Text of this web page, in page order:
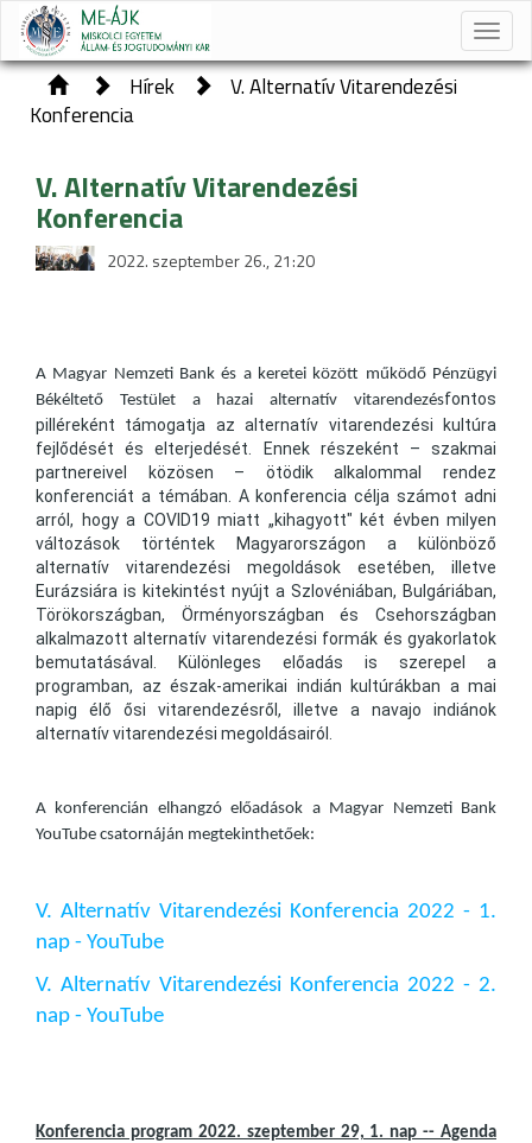
Toggle
Hírek
V. Alternatív Vitarendezési
Konferencia
V. Alternatív Vitarendezési
Konferencia
2022. szeptember 26., 21:20
A Magyar Nemzeti Bank és a keretei között működő Pénzügyi
Békéltető Testület a hazai alternatív vitarendezésfontos
pilléreként támogatja az alternatív vitarendezési kultúra
fejlődését és elterjedését. Ennek részeként – szakmai
partnereivel közösen – ötödik alkalommal rendez
konferenciát a témában. A konferencia célja számot adni
arról, hogy a COVID19 miatt „kihagyott" két évben milyen
változások történtek Magyarországon a különböző
alternatív vitarendezési megoldások esetében, illetve
Eurázsiára is kitekintést nyújt a Szlovéniában, Bulgáriában,
Törökországban, Örményországban és Csehországban
alkalmazott alternatív vitarendezési formák és gyakorlatok
bemutatásával. Különleges előadás is szerepel a
programban, az észak-amerikai indián kultúrákban a mai
napig élő ősi vitarendezésről, illetve a navajo indiánok
alternatív vitarendezési megoldásairól.
A konferencián elhangzó előadások a Magyar Nemzeti Bank
YouTube csatornáján megtekinthetőek:
V. Alternatív Vitarendezési Konferencia 2022 - 1.
nap - YouTube
V. Alternatív Vitarendezési Konferencia 2022 - 2.
nap - YouTube
Konferencia program 2022. szeptember 29, 1. nap -- Agenda